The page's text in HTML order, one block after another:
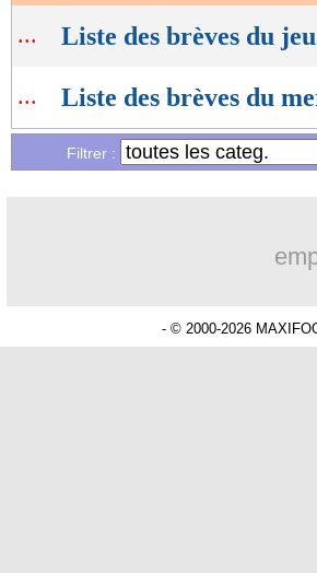
... Liste des brèves du
... Liste des brèves du
Filtrer :
- © 2000-2026